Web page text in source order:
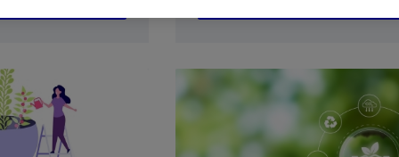
places
passée
d'attente
d'inscription
places
passée
d'inscription